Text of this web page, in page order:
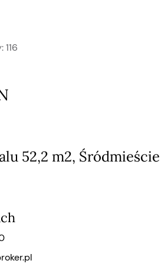
116
52,2 m2, Śródmieście